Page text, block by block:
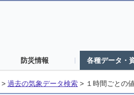
防災情報 各種データ・
> 過去の気象データ検索 > １時間ごとの